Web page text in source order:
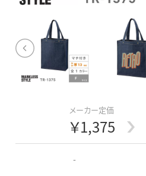
メーカー定価
￥1,375
-